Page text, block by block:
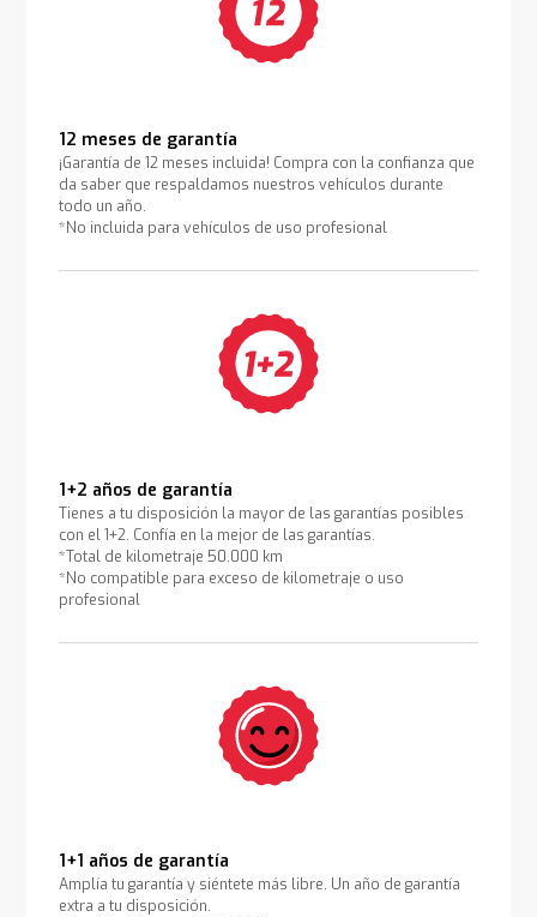
12 meses de garantía
¡Garantía de 12 meses incluida! Compra con la confianza que
da saber que respaldamos nuestros vehículos durante
todo un año.
*No incluida para vehículos de uso profesional
1+2 años de garantía
Tienes a tu disposición la mayor de las garantías posibles
con el 1+2. Confía en la mejor de las garantías.
*Total de kilometraje 50.000 km
*No compatible para exceso de kilometraje o uso
profesional
1+1 años de garantía
Amplía tu garantía y siéntete más libre. Un año de garantía
extra a tu disposición.